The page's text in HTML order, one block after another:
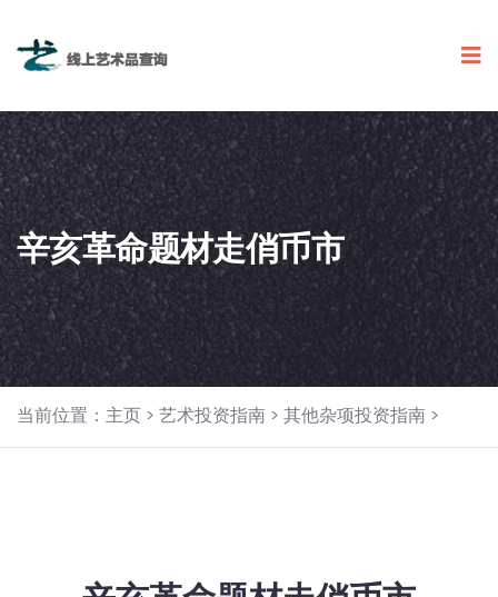
辛亥革命题材走俏币市
当前位置： 主页 > 艺术投资指南 > 其他杂项投资指南 >